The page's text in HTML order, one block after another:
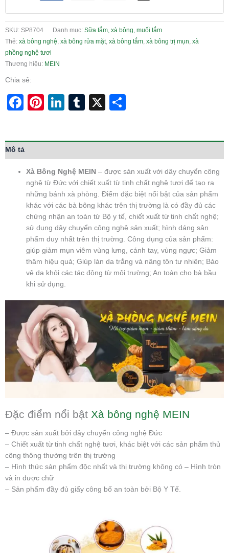
SKU: SP8704 Danh mục: Sữa tắm, xà bông, muối tắm
Thẻ: xà bông nghệ xà bông rửa mặt, xà bông tắm xà bông trị mụn xà
phồng nghệ tươi
Thương hiệu: MEIN
Chia sẻ:
Facebook
Pinterest
LinkedIn
Tumblr
X
Mô tả
Xà Bông Nghệ MEIN – được sản xuất với dây chuyển công
nghệ từ Đức với chiết xuất từ tinh chất nghệ tươi để tạo ra
những bánh xà phòng. Điểm đặc biệt nổi bật của sản phẩm
khác với các bà bông khác trên thị trường là có đầy đủ các
chứng nhận an toàn từ Bộ y tế, chiết xuất từ tinh chất nghệ;
sử dụng dây chuyển công nghệ sản xuất; hình dáng sản
phẩm duy nhất trên thị trường. Công dụng của sản phẩm:
giúp giảm mụn viêm vùng lưng, cánh tay, vùng ngực; Giảm
thâm hiệu quả; Giúp làn da trắng và nâng tôn tư nhiên; Bảo
vệ da khỏi các tác động từ môi trường; An toàn cho bà bầu
khi sử dụng.
Đặc điểm nổi bật Xà bông nghệ MEIN
– Được sản xuất bởi dây chuyển công nghệ Đức
– Chiết xuất từ tinh chất nghệ tươi, khác biệt với các sản phẩm thủ
công thông thường trên thị trường
– Hình thức sản phẩm độc nhất và thị trường không có – Hình tròn
và in được chữ
– Sản phẩm đầy đủ giấy công bố an toàn bởi Bộ Y Tế.